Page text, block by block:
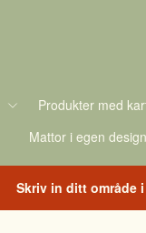
Produkter med
Mattor i egen design
Skriv in ditt område